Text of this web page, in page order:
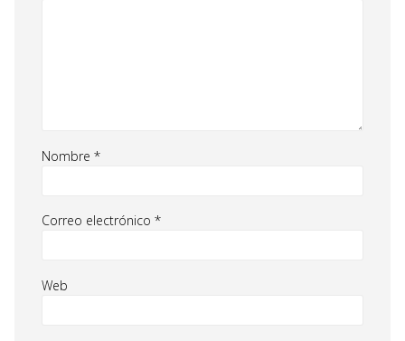
Nombre *
Correo electrónico *
Web